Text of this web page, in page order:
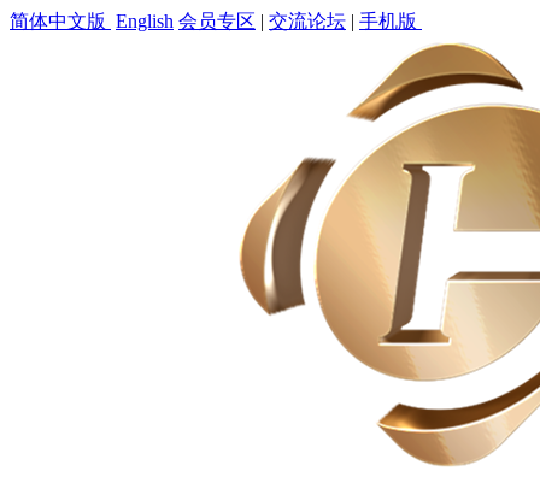
简体中文版 English 会员专区 | 交流论坛 | 手机版